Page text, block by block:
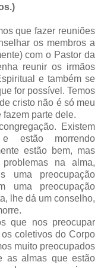
que fazer reuniões
os membros a
com o Pastor da
reunir os irmãos
e também se
for possível. Temos
cristo não é só meu
parte dele.
Existem
estão morrendo
estão bem, mas
na alma,
uma preocupação
uma preocupação
lhe dá um conselho,
que nos preocupar
coletivos do Corpo
muito preocupados
as almas que estão